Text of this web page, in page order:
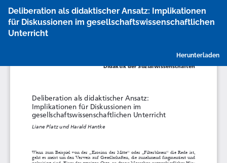
Artikeldetails
zurückkehren
Deliberation als didaktischer Ansatz: Implikationen
für Diskussionen im gesellschaftswissenschaftlichen
Unterricht
Herunterladen